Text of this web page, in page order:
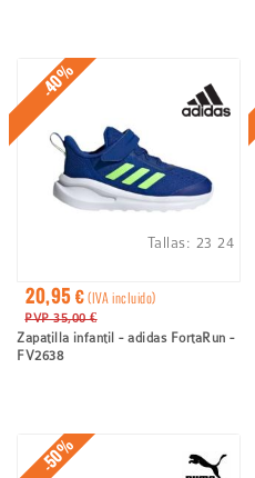
-40%
20,95 €(IVA incluido)
PVP 35,00 €
Zapatilla infantil - adidas FortaRun -
FV2638
Tallas: 23 24
-50%